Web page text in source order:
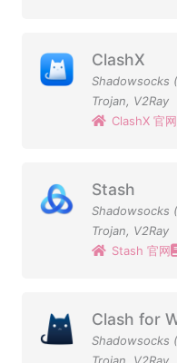
ClashX
Shadowsocks
Trojan, V2Ray
ClashX 官网
Stash
Shadowsocks
Trojan, V2Ray
Stash 官网
Clash for
Shadowsocks